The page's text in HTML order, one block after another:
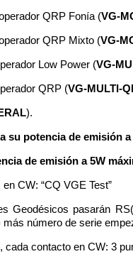
QRP Fonía (VG-
QRP Mixto (VG-
Low Power (VG-
QRP (VG-MULTI-
).
su potencia de emisión a
de emisión a 5W
CW: “CQ VGE Test”
Geodésicos pasarán
número de serie
contacto en CW: 3